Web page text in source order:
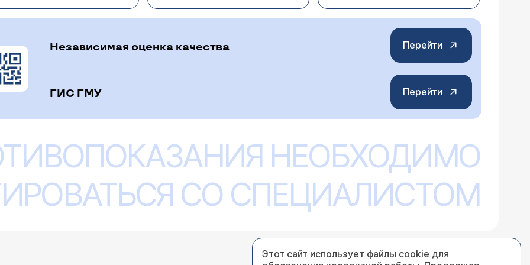
центр.
воспаленных лимфоузлов. Лимфоузлы регионарно реагируют на воспаление в каком-либо
Независимая оценка качества Перейти
ГИС ГМУ Перейти
НЕОБХОДИМО
СО СПЕЦИАЛИСТОМ
Этот сайт использует файлы cookie для